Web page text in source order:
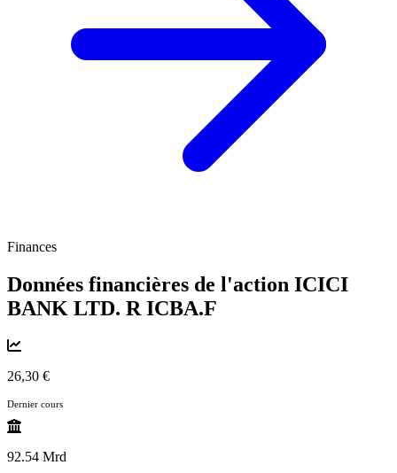
Finances
Données financières de l'action ICICI
BANK LTD. R ICBA.F
26,30 €
Dernier cours
92.54 Mrd